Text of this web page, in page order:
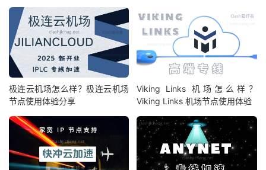
极连云机场怎么样？极连云机场
节点使用体验分享
Viking Links 机场怎么样？
Viking Links 机场节点使用体验